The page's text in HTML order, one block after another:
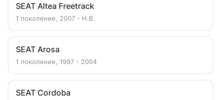
SEAT Altea Freetrack
1 поколение, 2007 - Н.В.
SEAT Arosa
1 поколение, 1997 - 2004
SEAT Cordoba